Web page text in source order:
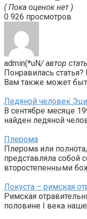
( Пока оценок нет )
0 926 просмотров
admin(*uN/ автор
Понравилась
Вам также может
Ледяной человек Эци
В сентябре месяце
найден ледяной
Плерома
Плерома или
представляла собой
второстепенными
Локуста – римская
Римская
половине I века